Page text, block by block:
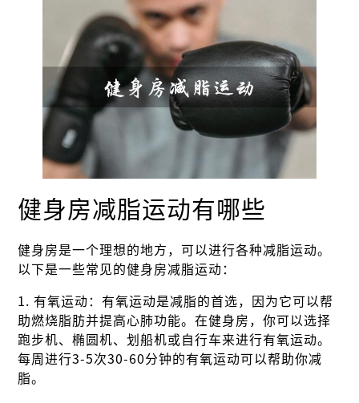
健身房减脂运动有哪些
健身房是一个理想的地方，可以进行各种减脂运动。
以下是一些常见的健身房减脂运动：
1. 有氧运动：有氧运动是减脂的首选，因为它可以帮
助燃烧脂肪并提高心肺功能。在健身房，你可以选择
跑步机、椭圆机、划船机或自行车来进行有氧运动。
每周进行3-5次30-60分钟的有氧运动可以帮助你减
脂。